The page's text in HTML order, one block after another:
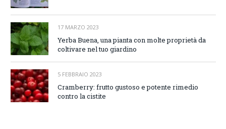
17 MARZO 2023
Yerba Buena, una pianta con molte proprietà da
coltivare nel tuo giardino
5 FEBBRAIO 2023
Cramberry: frutto gustoso e potente rimedio
contro la cistite